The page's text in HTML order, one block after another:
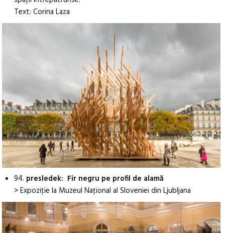
Text: Corina Laza
94. presledek: Fir negru pe profil de alamă
> Expoziţie la Muzeul Naţional al Sloveniei din Ljubljana